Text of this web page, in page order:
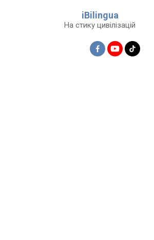
iBilingua
На стику цивілізацій